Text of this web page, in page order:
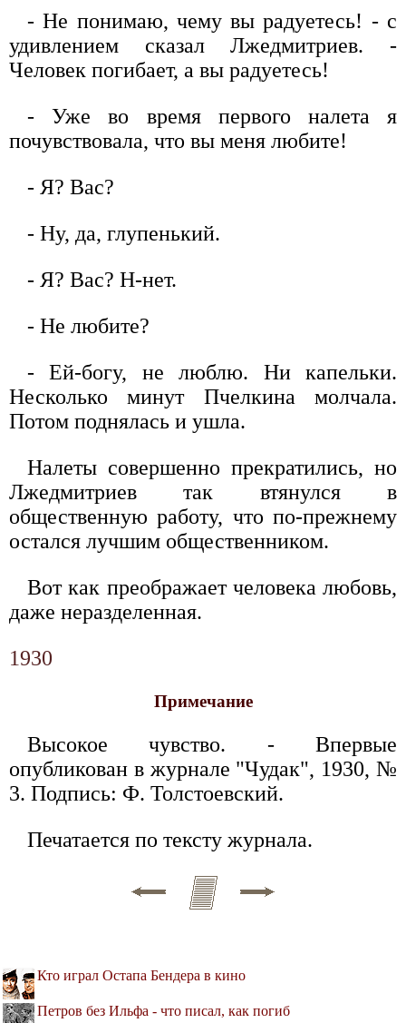
- Не понимаю, чему вы радуетесь! - с
удивлением сказал Лжедмитриев. -
Человек погибает, а вы радуетесь!
- Уже во время первого налета я
почувствовала, что вы меня любите!
- Я? Вас?
- Ну, да, глупенький.
- Я? Вас? Н-нет.
- Не любите?
- Ей-богу, не люблю. Ни капельки.
Несколько минут Пчелкина молчала.
Потом поднялась и ушла.
Налеты совершенно прекратились, но
Лжедмитриев так втянулся в
общественную работу, что по-прежнему
остался лучшим общественником.
Вот как преображает человека любовь,
даже неразделенная.
1930
Примечание
Высокое чувство. - Впервые
опубликован в журнале "Чудак", 1930, №
3. Подпись: Ф. Толстоевский.
Печатается по тексту журнала.
Кто играл Остапа Бендера в кино
Петров без Ильфа - что писал, как погиб